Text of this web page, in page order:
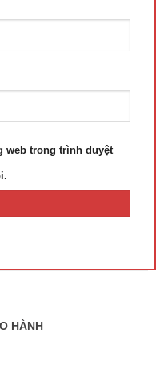
web trong trình duyệt
HÀNH